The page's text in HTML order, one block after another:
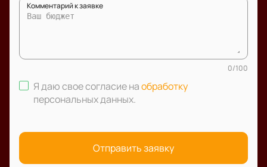
Комментарий к заявке
0/100
Я даю свое согласие наобработку
персональных данных.
Отправить заявку